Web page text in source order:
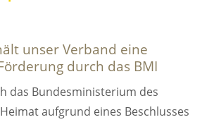
unser Verband eine
durch das BMI
das Bundesministerium des
aufgrund eines Beschlusses